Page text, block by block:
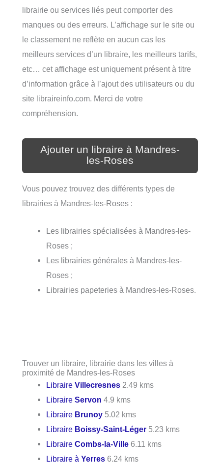
librairie ou services liés peut comporter des
manques ou des erreurs. L’affichage sur le site ou
le classement ne reflète en aucun cas les
meilleurs services d’un libraire, les meilleurs tarifs,
etc… cet affichage est uniquement présent à titre
d’information grâce à l’ajout des utilisateurs ou du
site libraireinfo.com. Merci de votre
compréhension.
Ajouter un libraire à Mandres-
les-Roses
Vous pouvez trouvez des différents types de
librairies à Mandres-les-Roses :
Les librairies spécialisées à Mandres-les-
Roses ;
Les librairies générales à Mandres-les-
Roses ;
Librairies papeteries à Mandres-les-Roses.
Trouver un libraire, librairie dans les villes à
proximité de Mandres-les-Roses
LibraireVillecresnes 2.49 kms
LibraireServon 4.9 kms
Libraire Brunoy 5.02 kms
Libraire Boissy-Saint-Léger 5.23 kms
LibraireCombs-la-Ville 6.11 kms
Libraire àYerres 6.24 kms